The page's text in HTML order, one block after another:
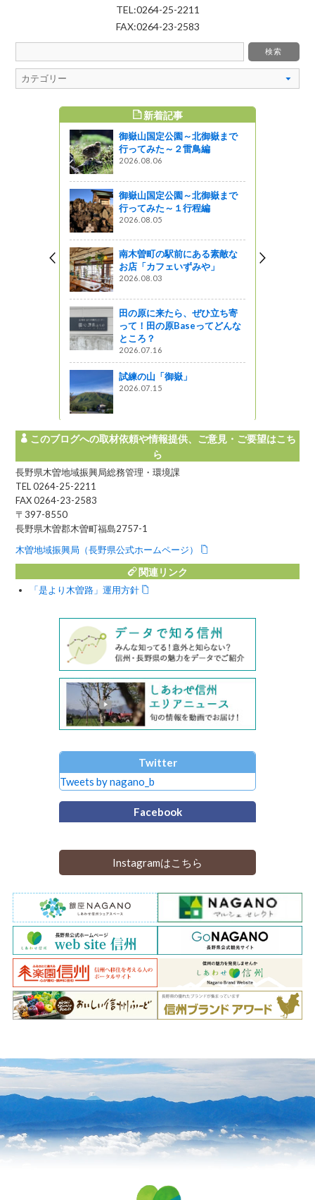
TEL:0264-25-2211
FAX:0264-23-2583
新着記事
御嶽山国定公園～北御嶽まで
行ってみた～２雷鳥編
2026.08.06
御嶽山国定公園～北御嶽まで
行ってみた～１行程編
2026.08.05
南木曽町の駅前にある素敵な
お店「カフェいずみや」
2026.08.03
田の原に来たら、ぜひ立ち寄
って！田の原Baseってどんな
ところ？
2026.07.16
試練の山「御嶽」
2026.07.15
このブログへの取材依頼や情報提供、ご意見・ご要望はこち
ら
長野県木曽地域振興局総務管理・環境課
TEL 0264-25-2211
FAX 0264-23-2583
〒397-8550
長野県木曽郡木曽町福島2757-1
木曽地域振興局（長野県公式ホームページ）
関連リンク
「是より木曽路」運用方針
Twitter
Tweets by nagano_b
Facebook
Instagramはこちら